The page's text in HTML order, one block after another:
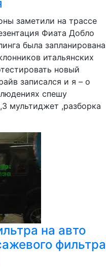
заметили на трассе
Фиата Добло
была запланирована
итальянских
новый
записался и я – о
спешу
мультиджет ,разборка
на авто
фильтра